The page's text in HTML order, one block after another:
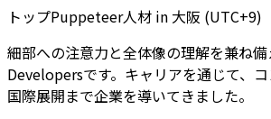
トップPuppeteer人材 in 大阪 (UTC+9)
細部への注意力と全体像の理解を兼ね
Developersです。キャリアを通じて、
国際展開まで企業を導いてきました。